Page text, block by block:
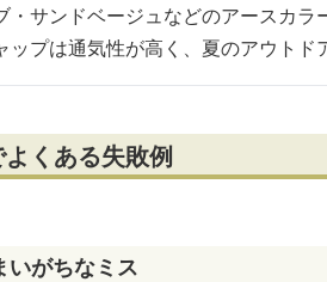
サンドベージュなどのアースカラ
ップは通気性が高く、夏のアウトド
くある失敗例
いがちなミス